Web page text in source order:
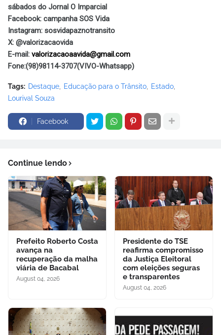
sábados do Jornal O Imparcial
Facebook: campanha SOS Vida
Instagram: sosvidapaznotransito
X: @valorizacaovida
E-mail: valorizacaoaavida@gmail.com
Fone:(98)98114-3707(VIVO-Whatsapp)
Tags: Destaque Educação para o Trânsito
Estado
Lourival Souza
Facebook
Continue lendo
Prefeito Roberto Costa
avança na
recuperação da malha
viária de Bacabal
August 04, 2026
Presidente do TSE
reafirma compromisso
da Justiça Eleitoral
com eleições seguras
e transparentes
August 04, 2026